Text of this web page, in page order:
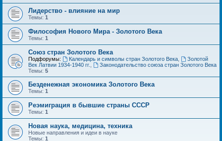
Лидерство - влияние на мир
Темы: 1
Философия Нового Мира - Золотого Века
Темы: 1
Cоюз стран Золотого Века
Подфорумы: Календарь и символы стран Золотого Века,
Золотой
Век Латвии 1934-1940 гг.
Законодательство союза стран Золотого Века
Темы: 5
Безденежная экономика Золотого Века
Темы: 1
Реэмиграция в бывшие страны СССР
Темы: 1
Новая наука, медицина, техника
Новые направления и идеи в науке
Темы: 1